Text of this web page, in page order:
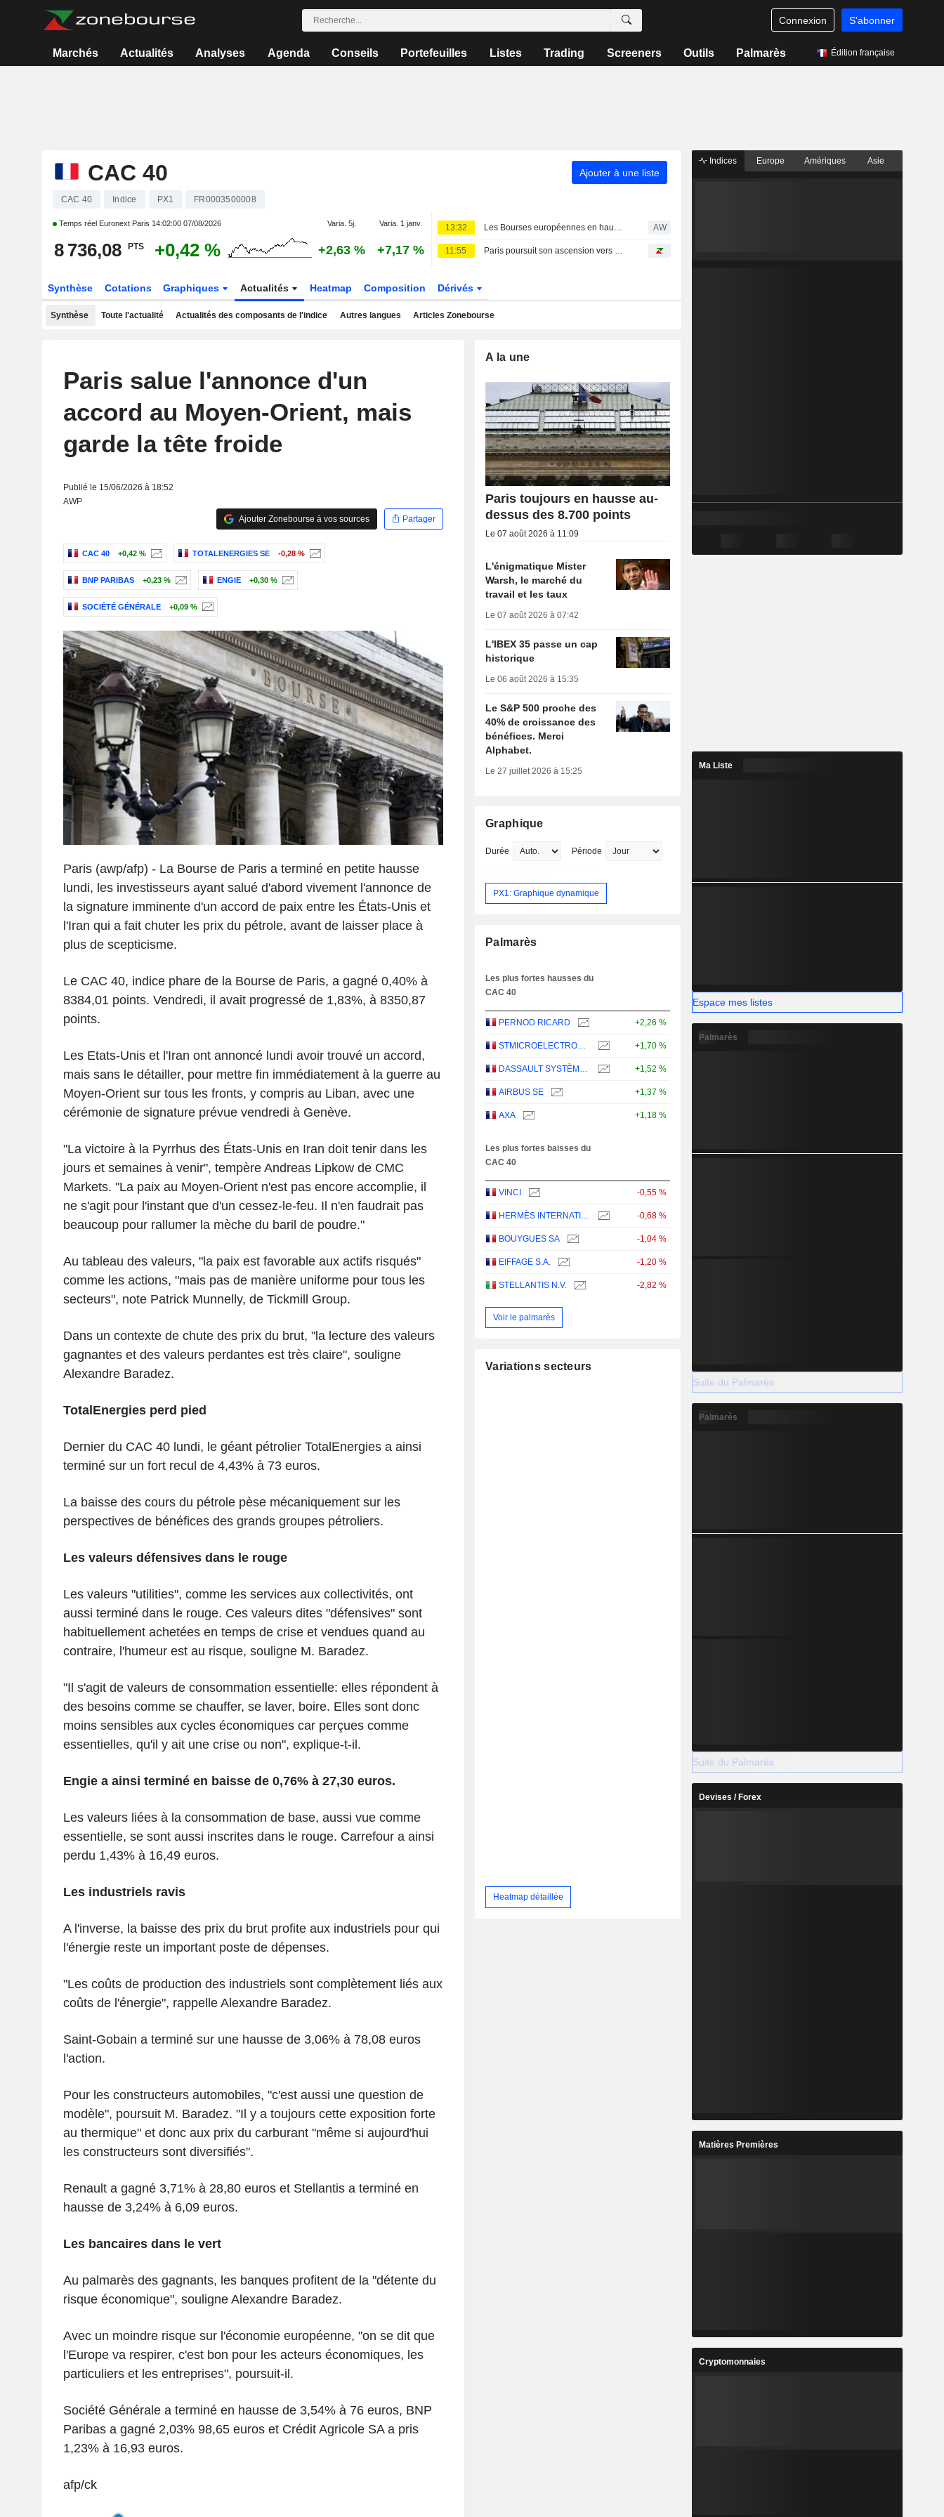
Connexion S'abonner
Marchés Actualités Analyses Agenda Conseils Portefeuilles Listes Trading Screeners Outils Palmarès Édition française
CAC 40 Ajouter à une liste
CAC 40 Indice PX1 FR0003500008
Temps réel Euronext Paris 14:02:00 07/08/2026 Varia. 5j. Varia. 1 janv.
8 736,08 PTS +0,42 % +2,63 % +7,17 %
13:32 Les Bourses européennes en hausse dans l'attente des chiffres de l'emploi US AW
11:55 Paris poursuit son ascension vers de nouveaux sommets
Synthèse Cotations Graphiques Actualités Heatmap Composition Dérivés
Synthèse Toute l'actualité Actualités des composants de l'indice Autres langues Articles Zonebourse
Paris salue l'annonce d'un
accord au Moyen-Orient, mais
garde la tête froide
Publié le 15/06/2026 à 18:52
AWP
Ajouter Zonebourse à vos sources
Partager
CAC 40 +0,42 % TOTALENERGIES SE -0,28 %
BNP PARIBAS +0,23 % ENGIE +0,30 %
SOCIÉTÉ GÉNÉRALE +0,09 %
Paris (awp/afp) - La Bourse de Paris a terminé en petite hausse
lundi, les investisseurs ayant salué d'abord vivement l'annonce de
la signature imminente d'un accord de paix entre les États-Unis et
l'Iran qui a fait chuter les prix du pétrole, avant de laisser place à
plus de scepticisme.
Le CAC 40, indice phare de la Bourse de Paris, a gagné 0,40% à
8384,01 points. Vendredi, il avait progressé de 1,83%, à 8350,87
points.
Les Etats-Unis et l'Iran ont annoncé lundi avoir trouvé un accord,
mais sans le détailler, pour mettre fin immédiatement à la guerre au
Moyen-Orient sur tous les fronts, y compris au Liban, avec une
cérémonie de signature prévue vendredi à Genève.
"La victoire à la Pyrrhus des États-Unis en Iran doit tenir dans les
jours et semaines à venir", tempère Andreas Lipkow de CMC
Markets. "La paix au Moyen-Orient n'est pas encore accomplie, il
ne s'agit pour l'instant que d'un cessez-le-feu. Il n'en faudrait pas
beaucoup pour rallumer la mèche du baril de poudre."
Au tableau des valeurs, "la paix est favorable aux actifs risqués"
comme les actions, "mais pas de manière uniforme pour tous les
secteurs", note Patrick Munnelly, de Tickmill Group.
Dans un contexte de chute des prix du brut, "la lecture des valeurs
gagnantes et des valeurs perdantes est très claire", souligne
Alexandre Baradez.
TotalEnergies perd pied
Dernier du CAC 40 lundi, le géant pétrolier TotalEnergies a ainsi
terminé sur un fort recul de 4,43% à 73 euros.
La baisse des cours du pétrole pèse mécaniquement sur les
perspectives de bénéfices des grands groupes pétroliers.
Les valeurs défensives dans le rouge
Les valeurs "utilities", comme les services aux collectivités, ont
aussi terminé dans le rouge. Ces valeurs dites "défensives" sont
habituellement achetées en temps de crise et vendues quand au
contraire, l'humeur est au risque, souligne M. Baradez.
"Il s'agit de valeurs de consommation essentielle: elles répondent à
des besoins comme se chauffer, se laver, boire. Elles sont donc
moins sensibles aux cycles économiques car perçues comme
essentielles, qu'il y ait une crise ou non", explique-t-il.
Engie a ainsi terminé en baisse de 0,76% à 27,30 euros.
Les valeurs liées à la consommation de base, aussi vue comme
essentielle, se sont aussi inscrites dans le rouge. Carrefour a ainsi
perdu 1,43% à 16,49 euros.
Les industriels ravis
A l'inverse, la baisse des prix du brut profite aux industriels pour qui
l'énergie reste un important poste de dépenses.
"Les coûts de production des industriels sont complètement liés aux
coûts de l'énergie", rappelle Alexandre Baradez.
Saint-Gobain a terminé sur une hausse de 3,06% à 78,08 euros
l'action.
Pour les constructeurs automobiles, "c'est aussi une question de
modèle", poursuit M. Baradez. "Il y a toujours cette exposition forte
au thermique" et donc aux prix du carburant "même si aujourd'hui
les constructeurs sont diversifiés".
Renault a gagné 3,71% à 28,80 euros et Stellantis a terminé en
hausse de 3,24% à 6,09 euros.
Les bancaires dans le vert
Au palmarès des gagnants, les banques profitent de la "détente du
risque économique", souligne Alexandre Baradez.
Avec un moindre risque sur l'économie européenne, "on se dit que
l'Europe va respirer, c'est bon pour les acteurs économiques, les
particuliers et les entreprises", poursuit-il.
Société Générale a terminé en hausse de 3,54% à 76 euros, BNP
Paribas a gagné 2,03% 98,65 euros et Crédit Agricole SA a pris
1,23% à 16,93 euros.
afp/ck
A la une
Paris toujours en hausse au-
dessus des 8.700 points
Le 07 août 2026 à 11:09
L'énigmatique Mister
Warsh, le marché du
travail et les taux
Le 07 août 2026 à 07:42
L'IBEX 35 passe un cap
historique
Le 06 août 2026 à 15:35
Le S&P 500 proche des
40% de croissance des
bénéfices. Merci
Alphabet.
Le 27 juillet 2026 à 15:25
Graphique
Durée Période
PX1: Graphique dynamique
Palmarès
Les plus fortes hausses du
CAC 40
PERNOD RICARD +2,26 %
STMICROELECTRONICS N.V. +1,70 %
DASSAULT SYSTÈMES SE +1,52 %
AIRBUS SE +1,37 %
AXA +1,18 %
Les plus fortes baisses du
CAC 40
VINCI -0,55 %
HERMÈS INTERNATIONAL -0,68 %
BOUYGUES SA -1,04 %
EIFFAGE S.A. -1,20 %
STELLANTIS N.V. -2,82 %
Voir le palmarès
Variations secteurs
Heatmap détaillée
Indices Europe Amériques Asie
Ma Liste
Espace mes listes
Palmarès
Suite du Palmarès
Palmarès
Suite du Palmarès
Devises / Forex
Matières Premières
Cryptomonnaies